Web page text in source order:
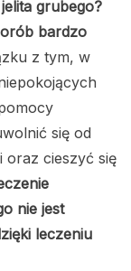
grubego?
bardzo
z tym, w
się od
oraz cieszyć się
nie jest
leczeniu